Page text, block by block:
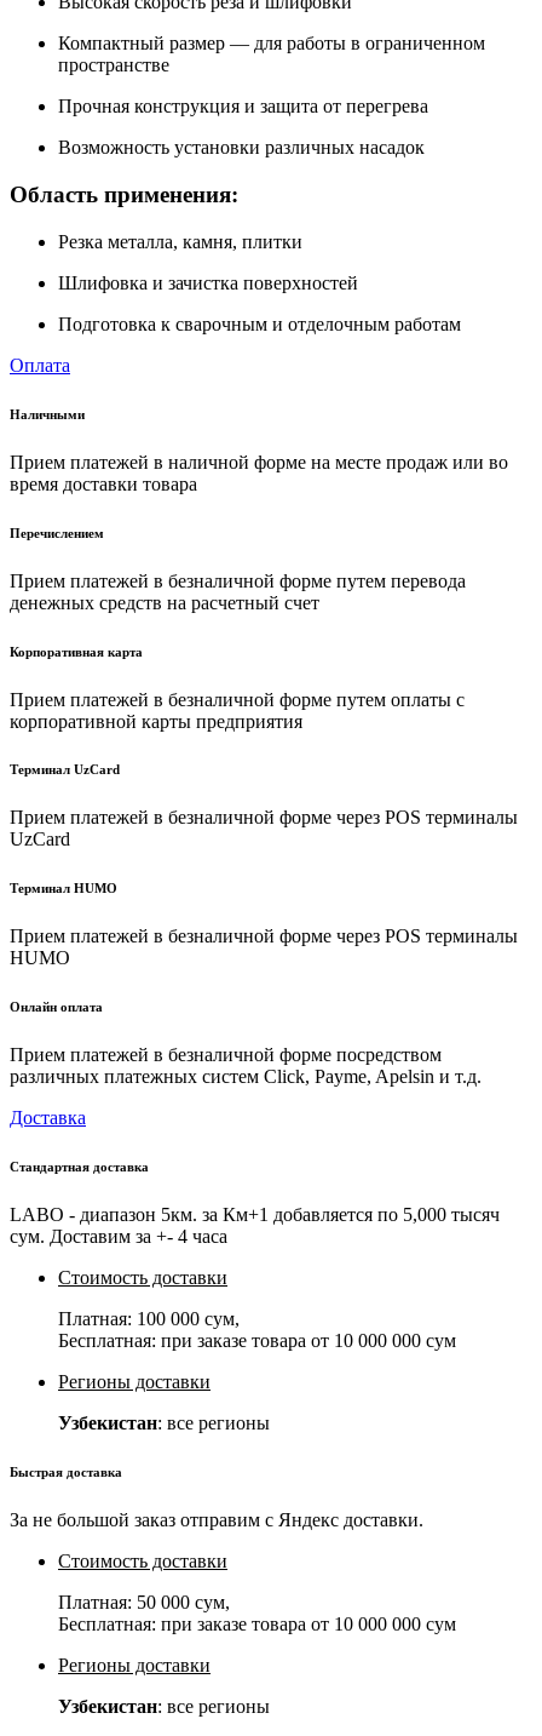
Компактный размер — для работы в ограниченном
пространстве
Прочная конструкция и защита от перегрева
Возможность установки различных насадок
Область применения:
Резка металла, камня, плитки
Шлифовка и зачистка поверхностей
Подготовка к сварочным и отделочным работам
Оплата
Наличными
Прием платежей в наличной форме на месте продаж или во
время доставки товара
Перечислением
Прием платежей в безналичной форме путем перевода
денежных средств на расчетный счет
Корпоративная карта
Прием платежей в безналичной форме путем оплаты с
корпоративной карты предприятия
Терминал UzCard
Прием платежей в безналичной форме через POS терминалы
UzCard
Терминал HUMO
Прием платежей в безналичной форме через POS терминалы
HUMO
Онлайн оплата
Прием платежей в безналичной форме посредством
различных платежных систем Click, Payme, Apelsin и т.д.
Доставка
Стандартная доставка
LABO - диапазон 5км. за Км+1 добавляется по 5,000 тысяч
сум. Доставим за +- 4 часа
Стоимость доставки
Платная: 100 000 сум,
Бесплатная: при заказе товара от 10 000 000 сум
Регионы доставки
Узбекистан: все регионы
Быстрая доставка
За не большой заказ отправим с Яндекс доставки.
Стоимость доставки
Платная: 50 000 сум,
Бесплатная: при заказе товара от 10 000 000 сум
Регионы доставки
Узбекистан: все регионы